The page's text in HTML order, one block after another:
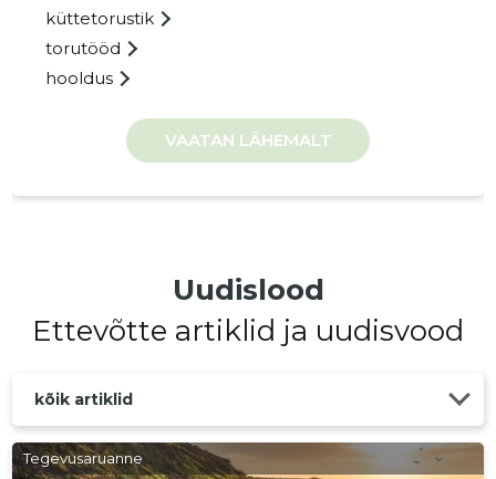
küttetorustik
torutööd
hooldus
VAATAN LÄHEMALT
Uudislood
Ettevõtte artiklid ja uudisvood
kõik artiklid
Tegevusaruanne